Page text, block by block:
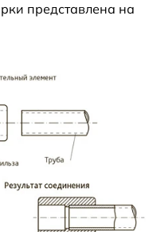
представлена на